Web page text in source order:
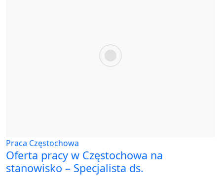
Praca Częstochowa
Oferta pracy w Częstochowa na
stanowisko – Specjalista ds.